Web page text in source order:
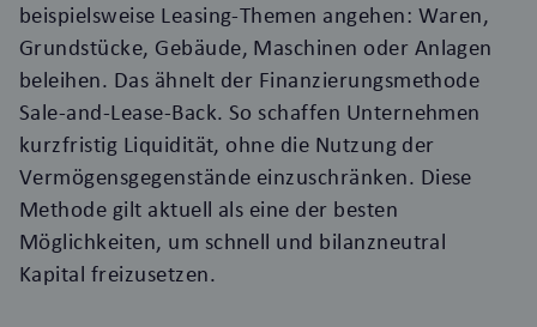
beispielsweise Leasing-Themen angehen: Waren,
Grundstücke, Gebäude, Maschinen oder Anlagen
beleihen. Das ähnelt der Finanzierungsmethode
Sale-and-Lease-Back. So schaffen Unternehmen
kurzfristig Liquidität, ohne die Nutzung der
Vermögensgegenstände einzuschränken. Diese
Methode gilt aktuell als eine der besten
Möglichkeiten, um schnell und bilanzneutral
Kapital freizusetzen.